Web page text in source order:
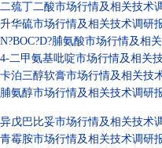
二巯丁二酸市场行情及相关技术
升华硫市场行情及相关技术调研
N?BOC?D?脯氨酸市场行情及相
4-二甲氨基吡啶市场行情及相关
卡泊三醇软膏市场行情及相关技
脯氨醇市场行情及相关技术调研
异戊巴比妥市场行情及相关技术
青霉胺市场行情及相关技术调研